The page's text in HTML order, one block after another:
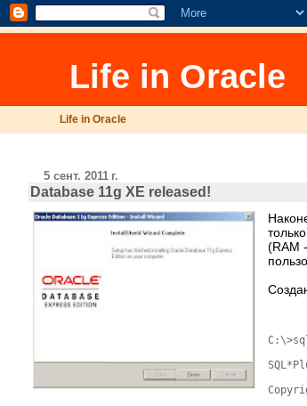
Life in Oracle
Life in Oracle
5 сент. 2011 г.
Database 11g XE released!
(RAM